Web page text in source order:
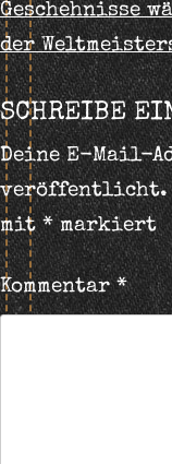
NAVIGATION
Geschehnisse
der
SCHREIBE
Deine E-Mail-
veröffentlicht.
mit*markiert
Kommentar*